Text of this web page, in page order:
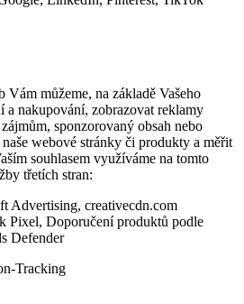
Vám můžeme, na základě Vašeho
a nakupování, zobrazovat reklamy
sponzorovaný obsah nebo
webové stránky či produkty a měřit
souhlasem využíváme na tomto
třetích stran:
Advertising, creativecdn.com
Pixel, Doporučení produktů podle
Defender
Tracking